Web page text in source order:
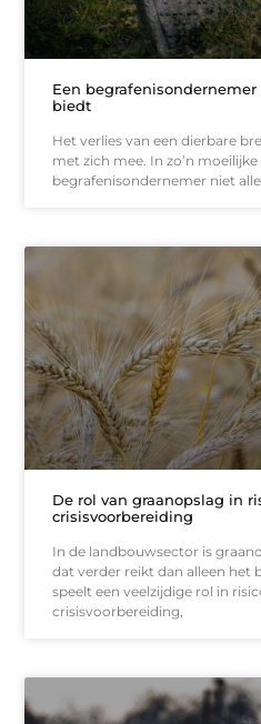
Een
biedt
Het verlies van een dierbare
met zich mee. In zo’n
begrafenisondernemer niet
De rol van graanopslag in
crisisvoorbereiding
In de landbouwsector is
dat verder reikt dan alleen het
speelt een veelzijdige rol in
crisisvoorbereiding,